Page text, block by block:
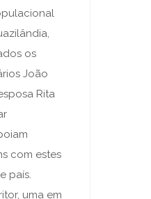
os
João
Rita
com estes
país.
uma em